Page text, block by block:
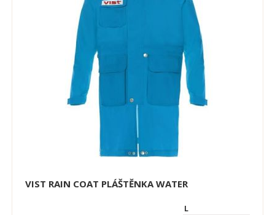
VIST RAIN COAT PLÁŠTĚNKA WATER
L